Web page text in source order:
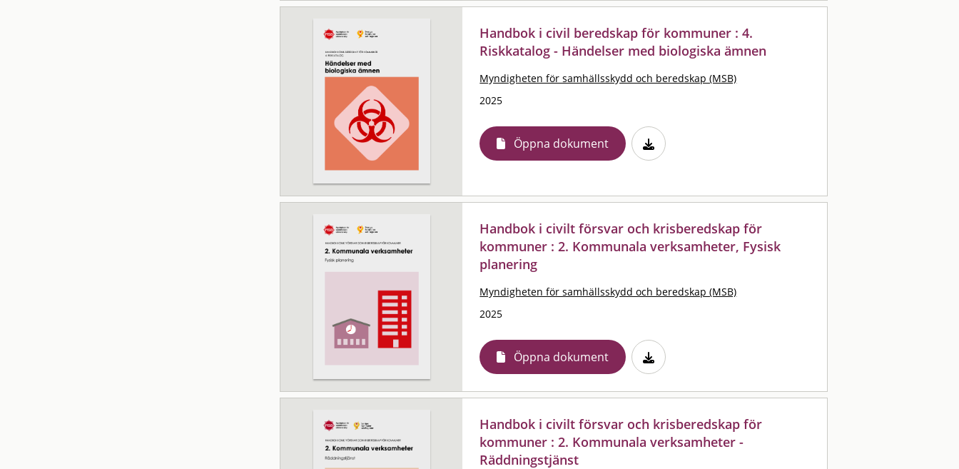
Handbok i civil beredskap för kommuner : 4.
Riskkatalog - Händelser med biologiska ämnen
Myndigheten för samhällsskydd och beredskap (MSB)
2025
Öppna dokument
Handbok i civilt försvar och krisberedskap för
kommuner : 2. Kommunala verksamheter, Fysisk
planering
Myndigheten för samhällsskydd och beredskap (MSB)
2025
Öppna dokument
Handbok i civilt försvar och krisberedskap för
kommuner : 2. Kommunala verksamheter -
Räddningstjänst